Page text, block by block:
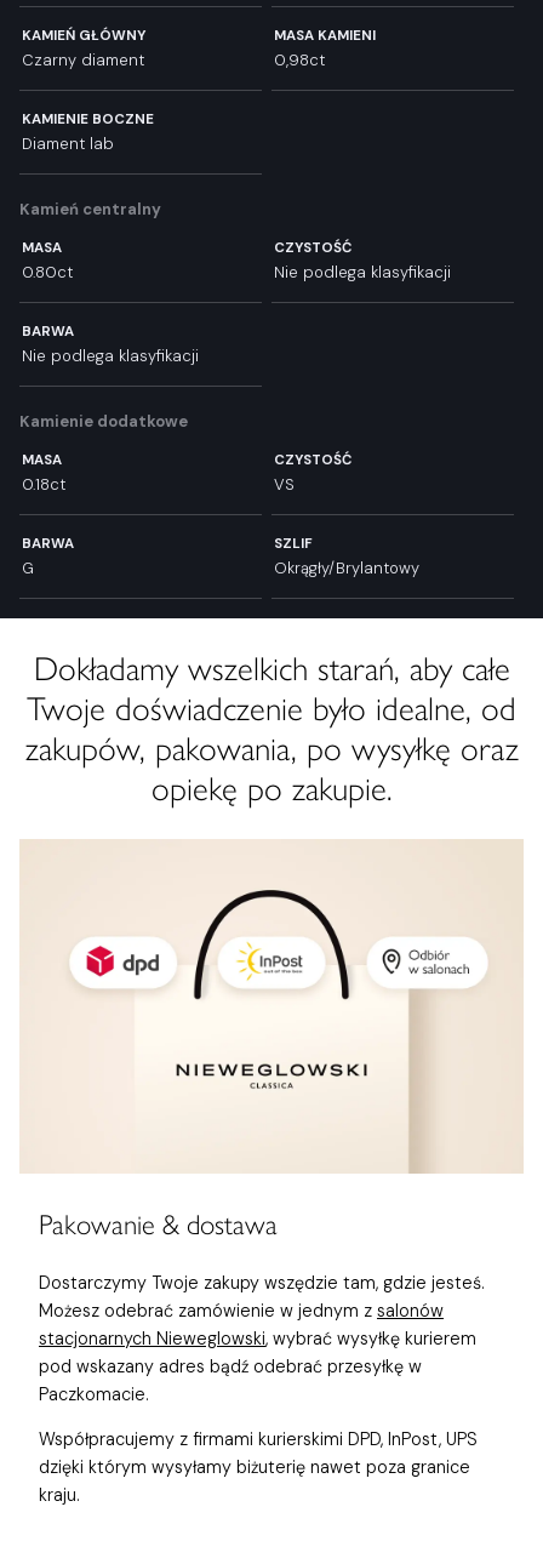
KAMIEŃ GŁÓWNY
Czarny diament
MASA KAMIENI
0,98ct
KAMIENIE BOCZNE
Diament lab
Kamień centralny
MASA
0.80ct
CZYSTOŚĆ
Nie podlega klasyfikacji
BARWA
Nie podlega klasyfikacji
Kamienie dodatkowe
MASA
0.18ct
CZYSTOŚĆ
VS
BARWA
G
SZLIF
Okrągły/Brylantowy
Dokładamy wszelkich starań, aby całe
Twoje doświadczenie było idealne, od
zakupów, pakowania, po wysyłkę oraz
opiekę po zakupie.
Pakowanie & dostawa
Dostarczymy Twoje zakupy wszędzie tam, gdzie jesteś.
Możesz odebrać zamówienie w jednym z salonów
stacjonarnych Nieweglowski, wybrać wysyłkę kurierem
pod wskazany adres bądź odebrać przesyłkę w
Paczkomacie.
Współpracujemy z firmami kurierskimi DPD, InPost, UPS
dzięki którym wysyłamy biżuterię nawet poza granice
kraju.